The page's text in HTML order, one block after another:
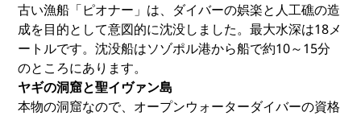
古い漁船「ピオナー」は、ダイバーの娯楽と人工礁の造
成を目的として意図的に沈没しました。最大水深は18メ
ートルです。沈没船はソゾポル港から船で約10～15分
のところにあります。
ヤギの洞窟と聖イヴァン島
本物の洞窟なので、オープンウォーターダイバーの資格